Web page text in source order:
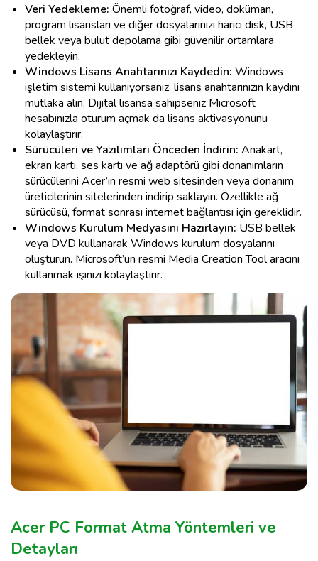
Veri Yedekleme: Önemli fotoğraf, video, doküman,
program lisansları ve diğer dosyalarınızı harici disk, USB
bellek veya bulut depolama gibi güvenilir ortamlara
yedekleyin.
Windows Lisans Anahtarınızı Kaydedin: Windows
işletim sistemi kullanıyorsanız, lisans anahtarınızın kaydını
mutlaka alın. Dijital lisansa sahipseniz Microsoft
hesabınızla oturum açmak da lisans aktivasyonunu
kolaylaştırır.
Sürücüleri ve Yazılımları Önceden İndirin: Anakart,
ekran kartı, ses kartı ve ağ adaptörü gibi donanımların
sürücülerini Acer’ın resmi web sitesinden veya donanım
üreticilerinin sitelerinden indirip saklayın. Özellikle ağ
sürücüsü, format sonrası internet bağlantısı için gereklidir.
Windows Kurulum Medyasını Hazırlayın: USB bellek
veya DVD kullanarak Windows kurulum dosyalarını
oluşturun. Microsoft’un resmi Media Creation Tool aracını
kullanmak işinizi kolaylaştırır.
Acer PC Format Atma Yöntemleri ve
Detayları